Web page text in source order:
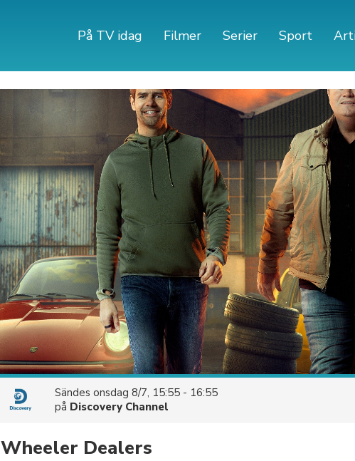
På TV idag Filmer Serier Sport
Sändes onsdag 8/7, 15:55 - 16:55
på Discovery Channel
Wheeler Dealers